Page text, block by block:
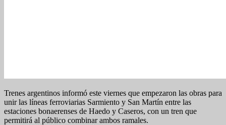
Trenes argentinos informó este viernes que empezaron las obras para
unir las líneas ferroviarias Sarmiento y San Martín entre las
estaciones bonaerenses de Haedo y Caseros, con un tren que
permitirá al público combinar ambos ramales.